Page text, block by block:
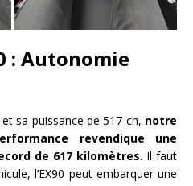
: Autonomie
sa puissance de 517 ch, notre
revendique une
de 617 kilomètres. Il faut
l’EX90 peut embarquer une